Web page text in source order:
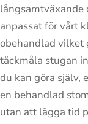
långsamtväxande
anpassat för vårt
obehandlad vilket
täckmåla stugan
du kan göra själv,
en behandlad
utan att lägga tid